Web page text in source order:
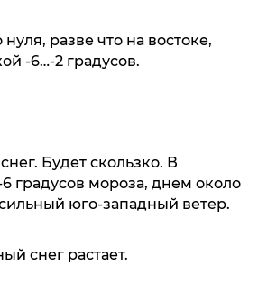
разве что на востоке,
-6…-2 градусов.
Будет скользко. В
градусов мороза, днем около
юго-западный ветер.
снег растает.